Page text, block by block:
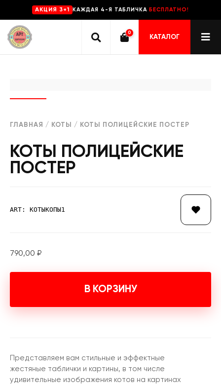
AKЦИЯ 3+1 КАЖДАЯ 4-Я ТАБЛИЧКА БЕСПЛАТНО!
0
КАТАЛОГ
ГЛАВНАЯ / КОТЫ / КОТЫ ПОЛИЦЕЙСКИЕ ПОСТЕР
КОТЫ ПОЛИЦЕЙСКИЕ
ПОСТЕР
ART: КОТЫКОПЫ1
790,00 ₽
В КОРЗИНУ
Представляем вам стильные и эффектные
жестяные таблички и картины, в том числе
удивительные изображения котов на картинах